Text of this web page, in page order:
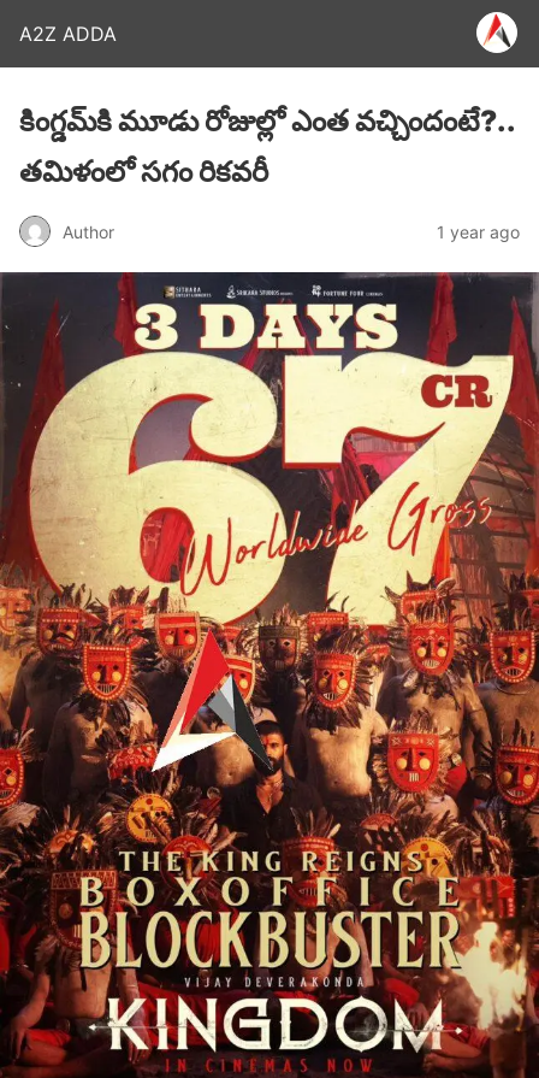
A2Z ADDA
కింగ్డమ్‌కి మూడు రోజుల్లో ఎంత వచ్చిందంటే?..
తమిళంలో సగం రికవరీ
Author 1 year ago